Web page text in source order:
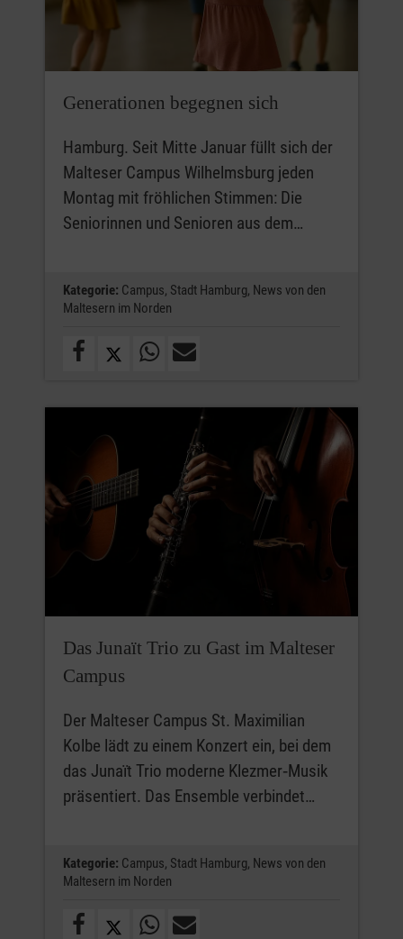
Generationen begegnen sich
Hamburg. Seit Mitte Januar füllt sich der
Malteser Campus Wilhelmsburg jeden
Montag mit fröhlichen Stimmen: Die
Seniorinnen und Senioren aus dem…
Kategorie: Campus, Stadt Hamburg, News von den
Maltesern im Norden
Das Junaït Trio zu Gast im Malteser
Campus
Der Malteser Campus St. Maximilian
Kolbe lädt zu einem Konzert ein, bei dem
das Junaït Trio moderne Klezmer‑Musik
präsentiert. Das Ensemble verbindet…
Kategorie: Campus, Stadt Hamburg, News von den
Maltesern im Norden